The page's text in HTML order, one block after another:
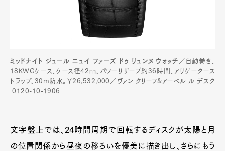
Pen Membership
Magazine
Contact
Pen international Pen tw
ミッドナイト ジュール ニュイ ファーズ ドゥ リュンヌ ウォッチ ／自動巻き、
18KWGケース、ケース径42㎜、パワーリザーブ約36時間、アリゲータース
トラップ、30m防水。￥26,532,000／ヴァン クリーフ&アーペル ル デスク
0120-10-1906
文字盤上では、24時間周期で回転するディスクが太陽と月
の位置関係から昼夜の移ろいを優美に描き出し、さらにもう